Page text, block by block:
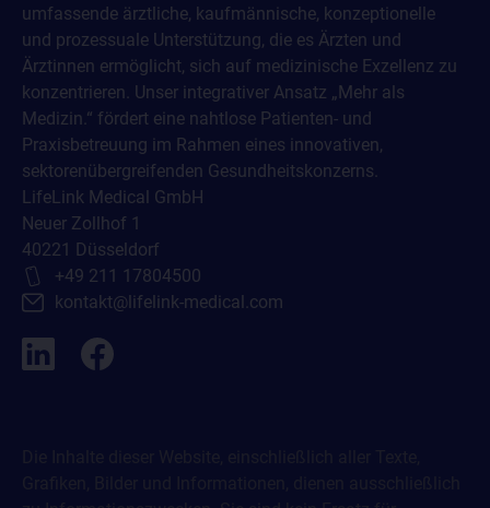
umfassende ärztliche, kaufmännische, konzeptionelle
und prozessuale Unterstützung, die es Ärzten und
Ärztinnen ermöglicht, sich auf medizinische Exzellenz zu
konzentrieren. Unser integrativer Ansatz „Mehr als
Medizin.“ fördert eine nahtlose Patienten- und
Praxisbetreuung im Rahmen eines innovativen,
sektorenübergreifenden Gesundheitskonzerns.
LifeLink Medical GmbH
Neuer Zollhof 1
40221 Düsseldorf
+49 211 17804500
kontakt@lifelink-medical.com